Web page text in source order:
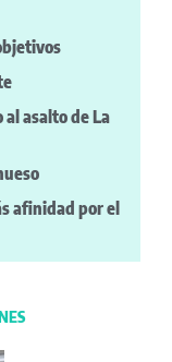
asalto de La
afinidad por el